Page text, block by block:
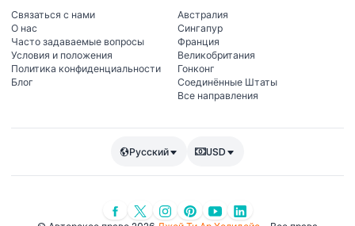
Связаться с нами
О нас
Часто задаваемые вопросы
Условия и положения
Политика конфиденциальности
Блог
Австралия
Сингапур
Франция
Великобритания
Гонконг
Соединённые Штаты
Все направления
Русский USD